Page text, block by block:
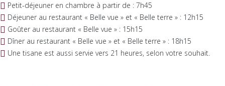
Petit-déjeuner en chambre à partir de : 7h45
Déjeuner au restaurant « Belle vue » et « Belle terre » : 12h15
Goûter au restaurant « Belle vue » : 15h15
Dîner au restaurant « Belle vue » et « Belle terre » : 18h15
Une tisane est aussi servie vers 21 heures, selon votre souhait.